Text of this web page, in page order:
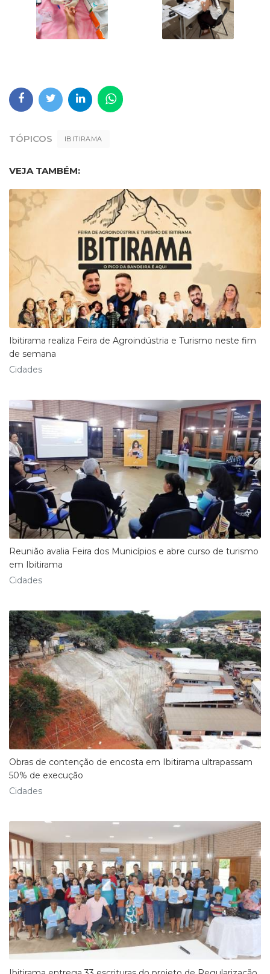
TÓPICOS IBITIRAMA
VEJA TAMBÉM:
Ibitirama realiza Feira de Agroindústria e Turismo neste fim
de semana
Cidades
Reunião avalia Feira dos Municípios e abre curso de turismo
em Ibitirama
Cidades
Obras de contenção de encosta em Ibitirama ultrapassam
50% de execução
Cidades